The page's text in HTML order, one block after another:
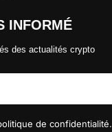
INFORMÉ
des actualités crypto
de confidentialité.